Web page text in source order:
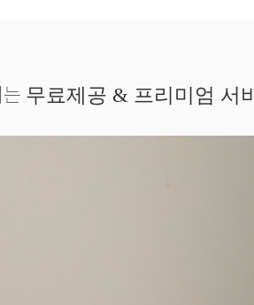
무료제공 & 프리미엄 서